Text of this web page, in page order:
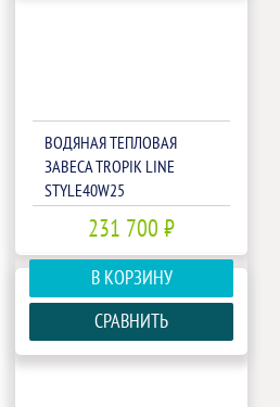
ВОДЯНАЯ ТЕПЛОВАЯ
ЗАВЕСА TROPIK LINE
STYLE40W25
231 700 ₽
В КОРЗИНУ
СРАВНИТЬ